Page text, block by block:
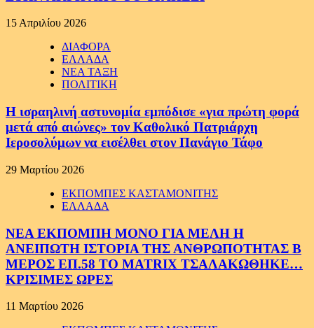
15 Απριλίου 2026
ΔΙΑΦΟΡΑ
ΕΛΛΑΔΑ
ΝΕΑ ΤΑΞΗ
ΠΟΛΙΤΙΚΗ
Η ισραηλινή αστυνομία εμπόδισε «για πρώτη φορά
μετά από αιώνες» τον Καθολικό Πατριάρχη
Ιεροσολύμων να εισέλθει στον Πανάγιο Τάφο
29 Μαρτίου 2026
ΕΚΠΟΜΠΕΣ ΚΑΣΤΑΜΟΝΙΤΗΣ
ΕΛΛΑΔΑ
ΝΕΑ ΕΚΠΟΜΠΗ ΜΟΝΟ ΓΙΑ ΜΕΛΗ Η
ΑΝΕΙΠΩΤΗ ΙΣΤΟΡΙΑ ΤΗΣ ΑΝΘΡΩΠΟΤΗΤΑΣ Β
ΜΕΡΟΣ ΕΠ.58 ΤΟ MATRIX ΤΣΑΛΑΚΩΘΗΚΕ…
ΚΡΙΣΙΜΕΣ ΩΡΕΣ
11 Μαρτίου 2026